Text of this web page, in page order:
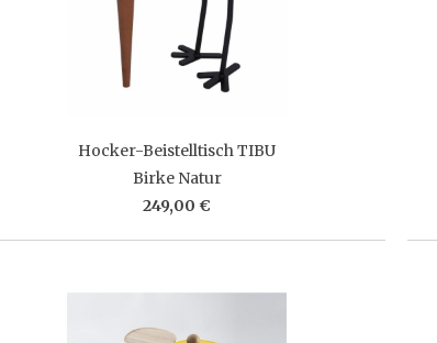
Hocker-Beistelltisch TIBU
Birke Natur
249,00 €